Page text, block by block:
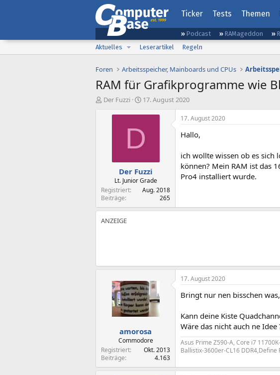
Ticker Tests Themen
Podcast RAMageddon
Aktuelles
Leserartikel Regeln
Foren Arbeitsspeicher, Mainboards und CPUs
RAM für Grafikprogramme wie
E
Der Fuzzi
E
s
e
l
t
a
m
17. August 2020
D
Der Fuzzi
Lt. Junior Grade
Registriert
Aug. 2018
Beiträge
265
17. August 2020
Hallo,
ich wollte wissen ob es sich
können? Mein RAM ist das
Pro4 installiert wurde.
amorosa
Commodore
Registriert
Okt. 2013
Beiträge
4.163
17. August 2020
Bringt nur nen bisschen
Kann deine Kiste
Wäre das nicht auch ne Idee
Asus Prime Z590-A, Core i7
Ballistix-3600er-CL16 DDR4,Define